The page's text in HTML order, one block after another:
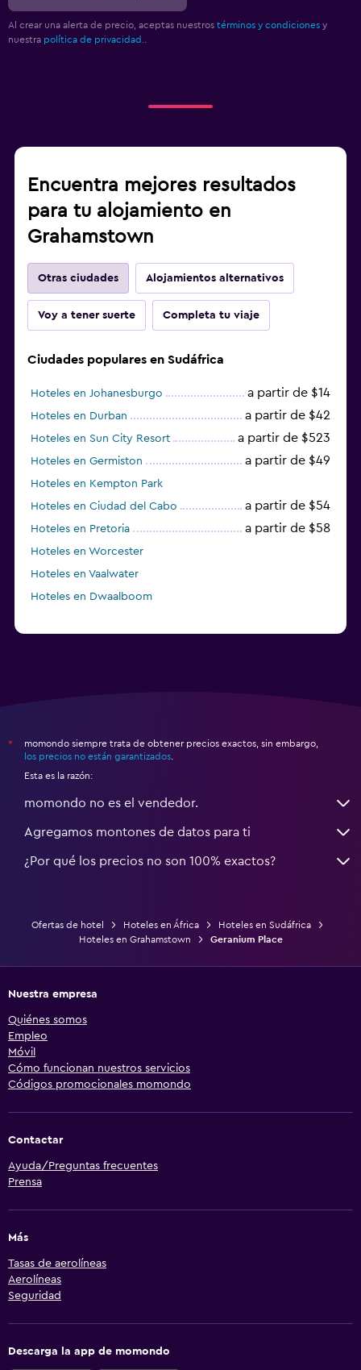
Al crear una alerta de precio, aceptas nuestros términos y condiciones y
nuestra política de privacidad.
Encuentra mejores resultados
para tu alojamiento en
Grahamstown
Otras ciudades Alojamientos alternativos
Voy a tener suerte Completa tu viaje
Ciudades populares en Sudáfrica
Hoteles en Johanesburgo a partir de $14
Hoteles en Durban a partir de $42
Hoteles en Sun City Resort a partir de $523
Hoteles en Germiston a partir de $49
Hoteles en Kempton Park
Hoteles en Ciudad del Cabo
a partir de $54
Hoteles en Pretoria a partir de $58
Hoteles en Worcester
Hoteles en Vaalwater
Hoteles en Dwaalboom
*
momondo siempre trata de obtener precios exactos, sin embargo,
los precios no están garantizados
Esta es la razón:
momondo no es el vendedor.
Agregamos montones de datos para ti
¿Por qué los precios no son 100% exactos?
Ofertas de hotel Hoteles en África
Hoteles en Sudáfrica
Hoteles en Grahamstown
Geranium Place
Nuestra empresa
Quiénes somos
Empleo
Móvil
Cómo funcionan nuestros servicios
Códigos promocionales momondo
Contactar
Ayuda/Preguntas frecuentes
Prensa
Más
Tasas de aerolíneas
Aerolíneas
Seguridad
Descarga la app de momondo